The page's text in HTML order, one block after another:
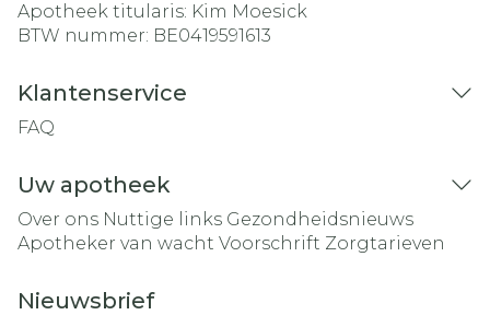
Apotheek titularis: Kim Moesick
BTW nummer: BE0419591613
Klantenservice
FAQ
Uw apotheek
Over ons Nuttige links Gezondheidsnieuws
Apotheker van wacht Voorschrift Zorgtarieven
Nieuwsbrief